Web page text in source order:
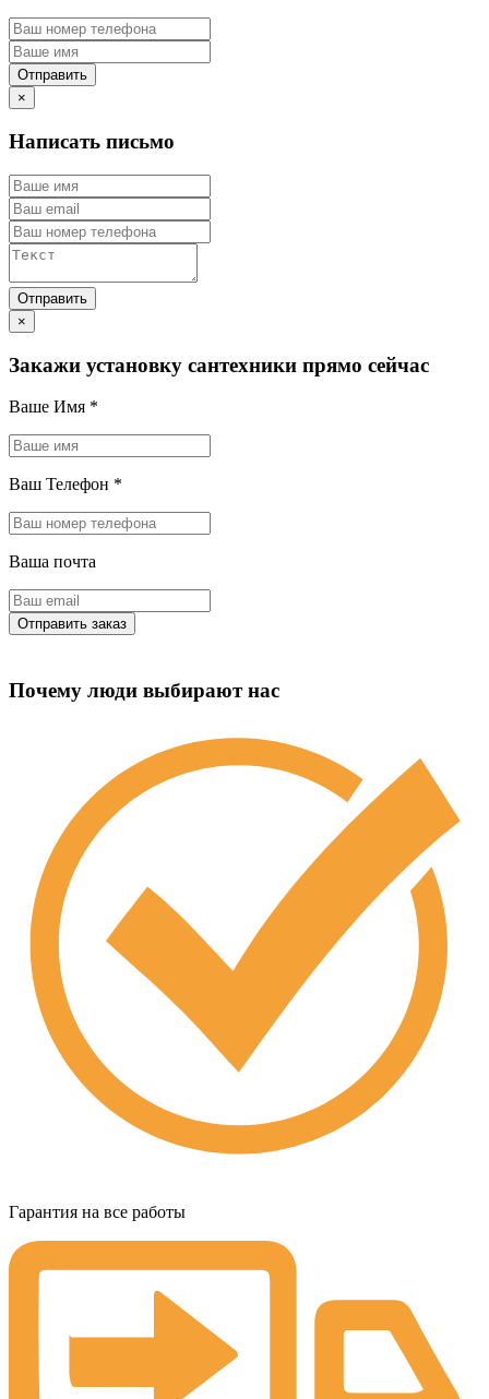
×
Написать письмо
×
Закажи установку сантехники прямо сейчас
Ваше Имя *
Ваш Телефон *
Ваша почта
Почему люди выбирают нас
Гарантия на все работы